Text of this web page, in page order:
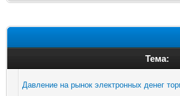
Тема:
Давление на рынок электронных денег